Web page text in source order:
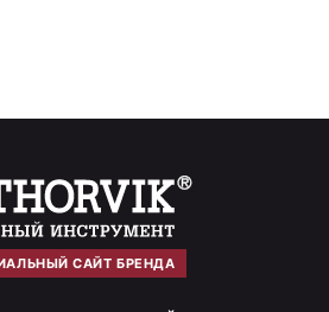
САЙТ БРЕНДА